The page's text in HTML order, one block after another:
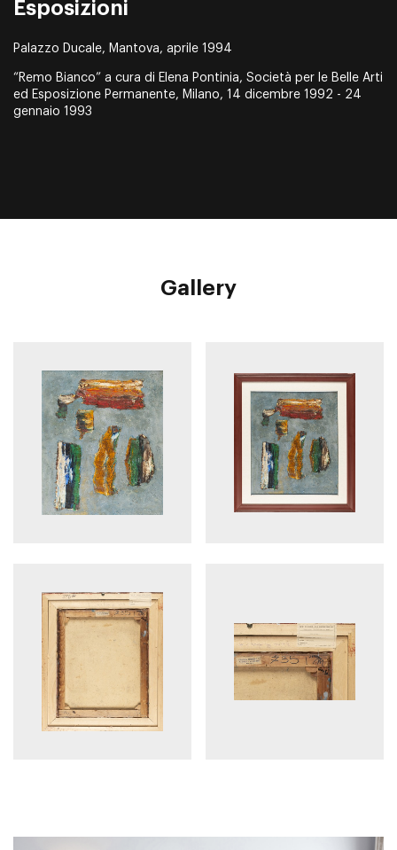
Esposizioni
Palazzo Ducale, Mantova, aprile 1994
“Remo Bianco” a cura di Elena Pontinia, Società per le Belle Arti
ed Esposizione Permanente, Milano, 14 dicembre 1992 - 24
gennaio 1993
Gallery